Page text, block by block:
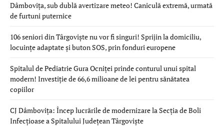
Dâmbovița, sub dublă avertizare meteo! Caniculă extremă, urmată
de furtuni puternice
106 seniori din Târgoviște nu vor fi singuri! Sprijin la domiciliu,
locuințe adaptate și buton SOS, prin fonduri europene
Spitalul de Pediatrie Gura Ocniței prinde conturul unui spital
modern! Investiție de 66,6 milioane de lei pentru sănătatea
copiilor
CJ Dâmbovița: Încep lucrările de modernizare la Secția de Boli
Infecțioase a Spitalului Județean Târgoviște